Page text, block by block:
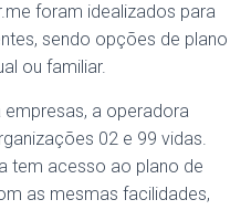
foram idealizados para
sendo opções de plano
ou familiar.
a operadora
02 e 99 vidas.
tem acesso ao plano de
as mesmas facilidades,